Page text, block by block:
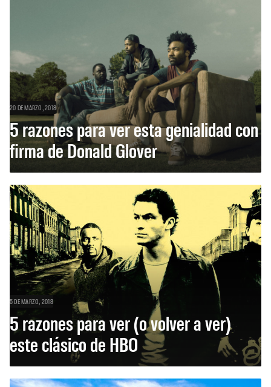
20 DE MARZO, 2018
5 razones para ver esta genialidad con
firma de Donald Glover
5 DE MARZO, 2018
5 razones para ver (o volver a ver)
este clásico de HBO